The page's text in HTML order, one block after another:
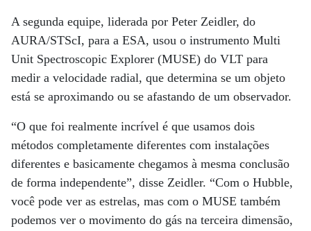
A segunda equipe, liderada por Peter Zeidler, do
AURA/STScI, para a ESA, usou o instrumento Multi
Unit Spectroscopic Explorer (MUSE) do VLT para
medir a velocidade radial, que determina se um objeto
está se aproximando ou se afastando de um observador.
“O que foi realmente incrível é que usamos dois
métodos completamente diferentes com instalações
diferentes e basicamente chegamos à mesma conclusão
de forma independente”, disse Zeidler. “Com o Hubble,
você pode ver as estrelas, mas com o MUSE também
podemos ver o movimento do gás na terceira dimensão,